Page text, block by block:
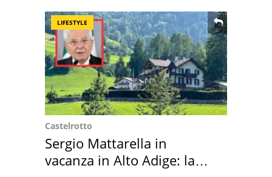
LIFESTYLE
Castelrotto
Sergio Mattarella in
vacanza in Alto Adige: la